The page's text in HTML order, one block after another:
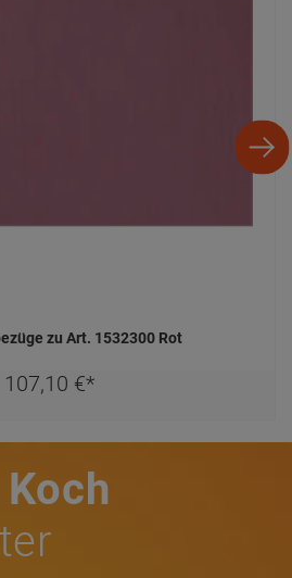
zu Art. 1532300 Rot
107,10 €*